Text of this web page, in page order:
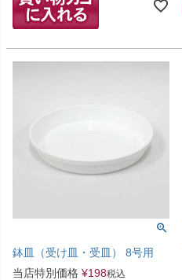
鉢皿（受け皿・受皿） 8号用
当店特別価格 ¥198税込